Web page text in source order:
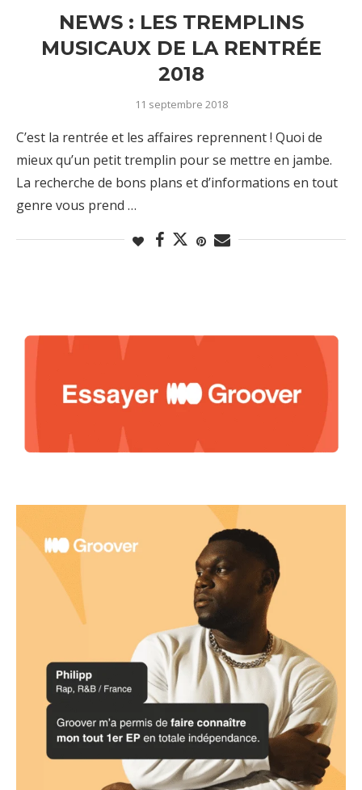
NEWS : LES TREMPLINS
MUSICAUX DE LA RENTRÉE
2018
11 septembre 2018
C’est la rentrée et les affaires reprennent ! Quoi de
mieux qu’un petit tremplin pour se mettre en jambe.
La recherche de bons plans et d’informations en tout
genre vous prend …